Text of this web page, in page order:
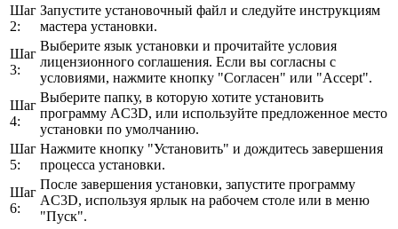
Шаг
2:
Запустите установочный файл и следуйте инструкциям
мастера установки.
Шаг
3:
Выберите язык установки и прочитайте условия
лицензионного соглашения. Если вы согласны с
условиями, нажмите кнопку "Согласен" или "Accept".
Шаг
4:
Выберите папку, в которую хотите установить
программу AC3D, или используйте предложенное место
установки по умолчанию.
Шаг
5:
Нажмите кнопку "Установить" и дождитесь завершения
процесса установки.
Шаг
6:
После завершения установки, запустите программу
AC3D, используя ярлык на рабочем столе или в меню
"Пуск".